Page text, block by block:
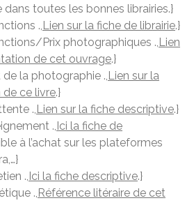
dans toutes les bonnes librairies.}
., Lien sur la fiche de librairie.}
Prix photographiques ., Lien
de cet ouvrage.}
la photographie ., Lien sur la
ce livre.}
., Lien sur la fiche descriptive.}
., Ici la fiche de
à l’achat sur les plateformes
., Ici la fiche descriptive.}
., Référence litéraire de cet